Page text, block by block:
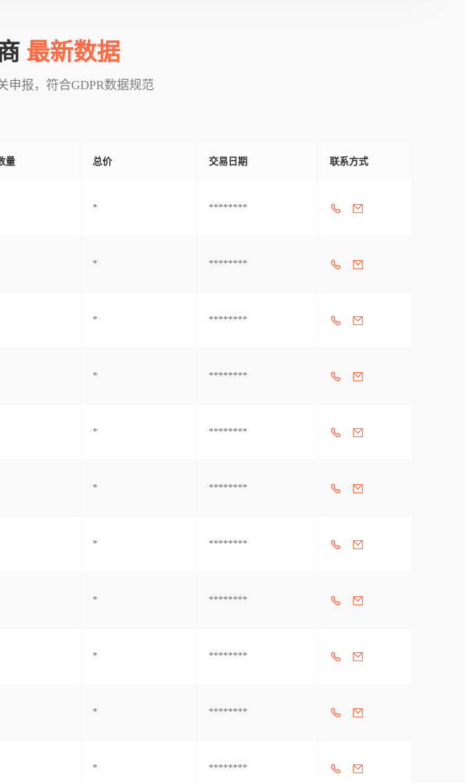
最新数据
申报，符合GDPR数据规范
量 总价 交易日期 联系方式
* ********
* ********
* ********
* ********
* ********
* ********
* ********
* ********
* ********
* ********
* ********